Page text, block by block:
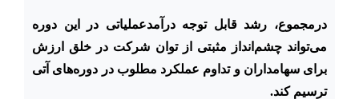
درمجموع، رشد قابل توجه درآمدعملیاتی در این دوره
می‌تواند چشم‌انداز مثبتی از توان شرکت در خلق ارزش
برای سهامداران و تداوم عملکرد مطلوب در دوره‌های آتی
ترسیم کند.